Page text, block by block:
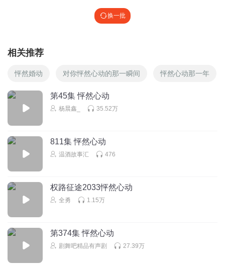
哈哈哈哈，萧彦这招数，让皇帝也丢了
萧臣只是坐牢还没死！
戚风这话真是把宋相言的心扎成筛
回复
了知无我知了
白衣翩翩夜倾城
小王爷陷得太深怎么办啊，多可爱的人啊给沈宁多好
回复 2025-02-05
虐渣 爽文
换一批
相关推荐
怦然婚动 对你怦然心动的那一瞬间 怦然心动那一年
第45集 怦然心动
杨晨鑫_ 35.52万
811集 怦然心动
温酒故事汇 476
权路征途2033怦然心动
全勇 1.15万
第374集 怦然心动
剧舞吧精品有声剧 27.39万